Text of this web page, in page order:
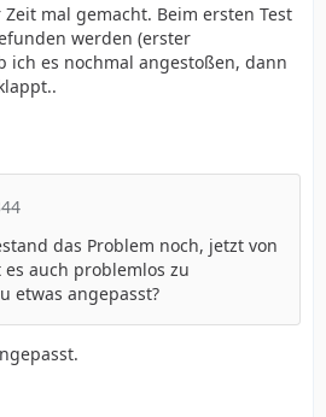
mal gemacht. Beim ersten Test
werden (erster
ich es nochmal angestoßen, dann
das Problem noch, jetzt von
auch problemlos zu
etwas angepasst?